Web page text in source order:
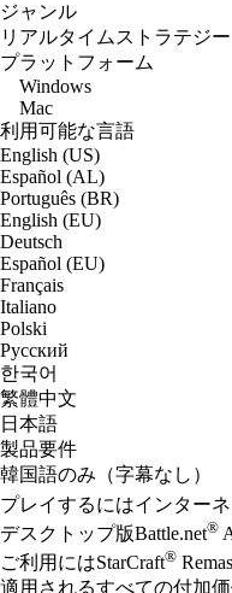
ジャンル
リアルタイムストラテジー
プラットフォーム
Windows
Mac
利用可能な言語
English (US)
Español (AL)
Português (BR)
English (EU)
Deutsch
Español (EU)
Français
Italiano
Polski
Русский
한국어
繁體中文
日本語
製品要件
韓国語のみ（字幕なし）
プレイするにはインター
デスクトップ版Battle.net®
ご利用にはStarCraft®
適用されるすべての付加